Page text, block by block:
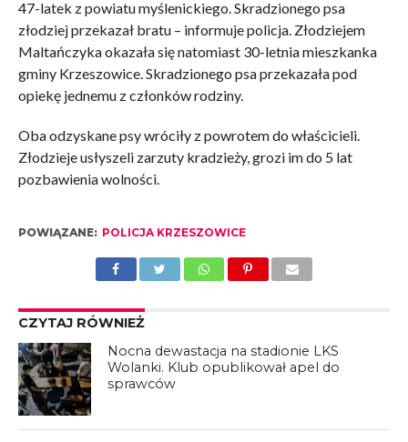
47-latek z powiatu myślenickiego. Skradzionego psa
złodziej przekazał bratu – informuje policja. Złodziejem
Maltańczyka okazała się natomiast 30-letnia mieszkanka
gminy Krzeszowice. Skradzionego psa przekazała pod
opiekę jednemu z członków rodziny.
Oba odzyskane psy wróciły z powrotem do właścicieli.
Złodzieje usłyszeli zarzuty kradzieży, grozi im do 5 lat
pozbawienia wolności.
POWIĄZANE: POLICJA KRZESZOWICE
CZYTAJ RÓWNIEŻ
Nocna dewastacja na stadionie LKS
Wolanki. Klub opublikował apel do
sprawców